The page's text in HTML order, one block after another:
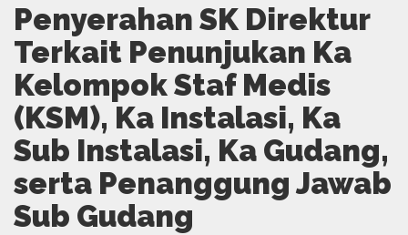
Penyerahan SK Direktur
Terkait Penunjukan Ka
Kelompok Staf Medis
(KSM), Ka Instalasi, Ka
Sub Instalasi, Ka Gudang,
serta Penanggung Jawab
Sub Gudang